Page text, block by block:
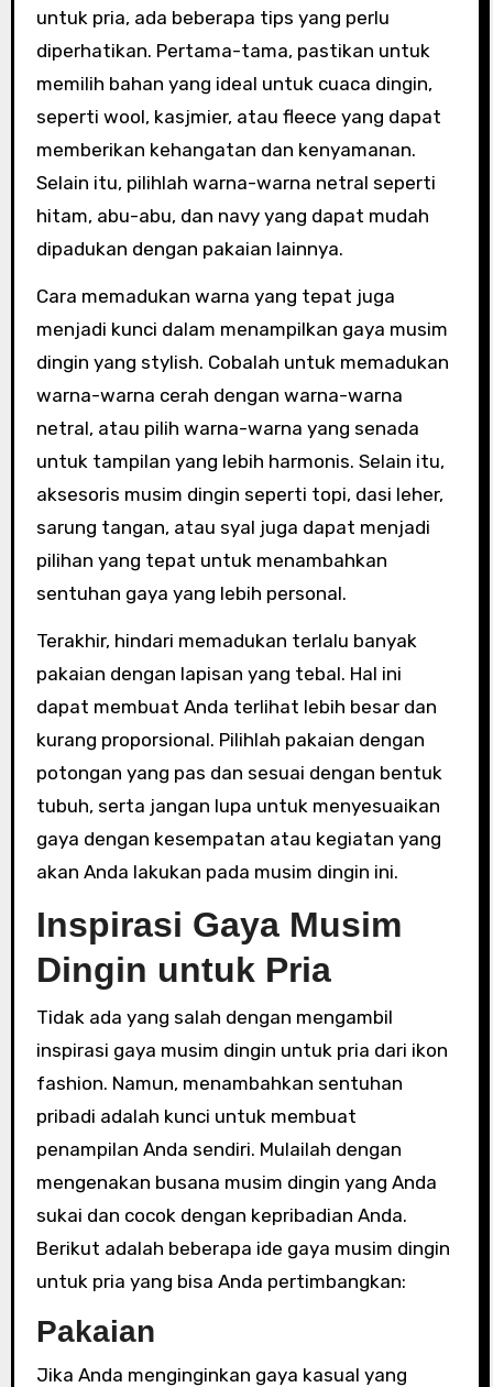
untuk pria, ada beberapa tips yang perlu
diperhatikan. Pertama-tama, pastikan untuk
memilih bahan yang ideal untuk cuaca dingin,
seperti wool, kasjmier, atau fleece yang dapat
memberikan kehangatan dan kenyamanan.
Selain itu, pilihlah warna-warna netral seperti
hitam, abu-abu, dan navy yang dapat mudah
dipadukan dengan pakaian lainnya.
Cara memadukan warna yang tepat juga
menjadi kunci dalam menampilkan gaya musim
dingin yang stylish. Cobalah untuk memadukan
warna-warna cerah dengan warna-warna
netral, atau pilih warna-warna yang senada
untuk tampilan yang lebih harmonis. Selain itu,
aksesoris musim dingin seperti topi, dasi leher,
sarung tangan, atau syal juga dapat menjadi
pilihan yang tepat untuk menambahkan
sentuhan gaya yang lebih personal.
Terakhir, hindari memadukan terlalu banyak
pakaian dengan lapisan yang tebal. Hal ini
dapat membuat Anda terlihat lebih besar dan
kurang proporsional. Pilihlah pakaian dengan
potongan yang pas dan sesuai dengan bentuk
tubuh, serta jangan lupa untuk menyesuaikan
gaya dengan kesempatan atau kegiatan yang
akan Anda lakukan pada musim dingin ini.
Inspirasi Gaya Musim
Dingin untuk Pria
Tidak ada yang salah dengan mengambil
inspirasi gaya musim dingin untuk pria dari ikon
fashion. Namun, menambahkan sentuhan
pribadi adalah kunci untuk membuat
penampilan Anda sendiri. Mulailah dengan
mengenakan busana musim dingin yang Anda
sukai dan cocok dengan kepribadian Anda.
Berikut adalah beberapa ide gaya musim dingin
untuk pria yang bisa Anda pertimbangkan:
Pakaian
Jika Anda menginginkan gaya kasual yang